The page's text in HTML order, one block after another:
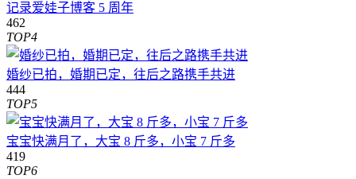
记录爱娃子博客 5 周年
462
TOP4
婚纱已拍，婚期已定，往后之路携手共进
444
TOP5
宝宝快满月了，大宝 8 斤多，小宝 7 斤多
419
TOP6